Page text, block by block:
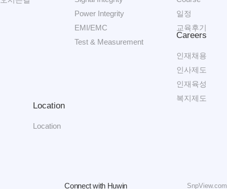
Power Integrity
EMI/EMC
Test & Measurement
일정
교육후기
Careers
인재채용
인사제도
인재육성
복지제도
Location
Location
Connect with Huwin SnpView.com